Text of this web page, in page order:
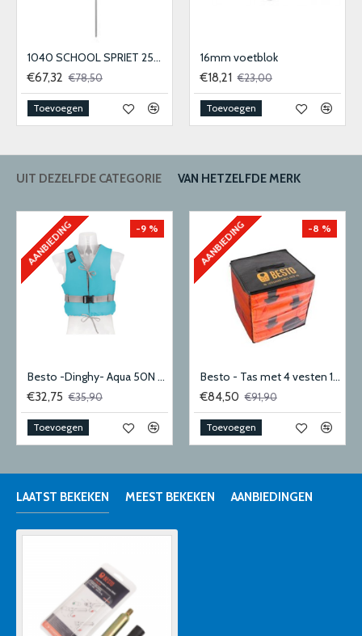
1040 SCHOOL SPRIET 25MM
€67,32 €78,50
Toevoegen
16mm voetblok
€18,21 €23,00
Toevoegen
UIT DEZELFDE CATEGORIE VAN HETZELFDE MERK
AANBIEDING -9 %
Besto -Dinghy- Aqua 50N Small
€32,75 €35,90
Toevoegen
AANBIEDING -8 %
Besto - Tas met 4 vesten 100N adult
€84,50 €91,90
Toevoegen
LAATST BEKEKEN MEEST BEKEKEN AANBIEDINGEN